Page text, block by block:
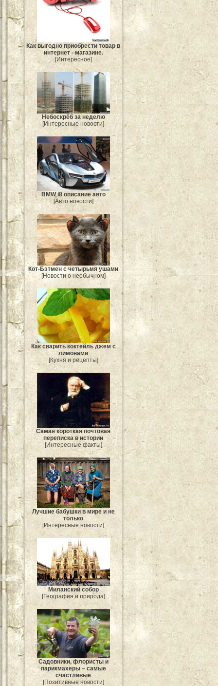
Как выгодно приобрести товар в
интернет - магазине.
[Интересное]
Небоскрёб за неделю
[Интересные новости]
BMW i8 описание авто
[Авто новости]
Кот-Бэтмен с четырьмя ушами
[Новости о необычном]
Как сварить коктейль джем с
лимонами
[Кухня и рецепты]
Самая короткая почтовая
переписка в истории
[Интересные факты]
Лучшие бабушки в мире и не
только
[Интересные новости]
Миланский собор
[География и природа]
Садовники, флористы и
парикмахеры – самые
счастливые
[Позитивные новости]